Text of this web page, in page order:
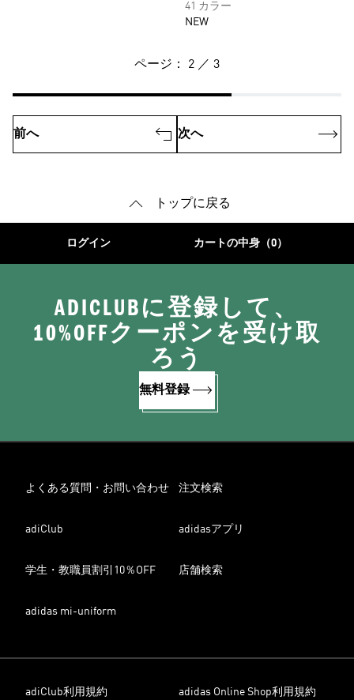
41 カラー
NEW
ページ： 2 ／ 3
前へ 次へ
トップに戻る
ログイン カートの中身（0）
ADICLUBに登録して、
10%OFFクーポンを受け取
ろう
無料登録
よくある質問・お問い合わせ 注文検索
adiClub adidasアプリ
学生・教職員割引10％OFF 店舗検索
adidas mi-uniform
adiClub利用規約 adidas Online Shop利用規約